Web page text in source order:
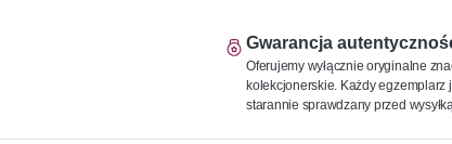
Gwarancja
Oferujemy wyłącznie oryginalne
kolekcjonerskie. Każdy egzemplarz
starannie sprawdzany przed